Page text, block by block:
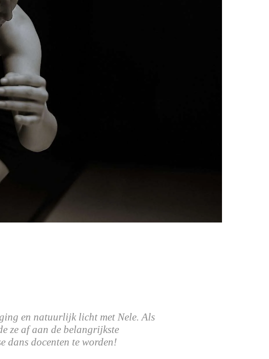
en natuurlijk licht met Nele. Als
ze af aan de belangrijkste
dans docenten te worden!